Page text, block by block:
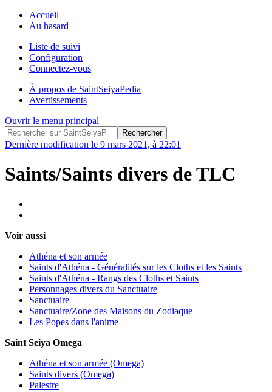
Accueil
Au hasard
Liste de suivi
Configuration
Connectez-vous
À propos de SaintSeiyaPedia
Avertissements
Ouvrir le menu principal
Dernière modification le 9 mars 2021, à 22:01
Saints/Saints divers de TLC
Voir aussi
Athéna et son armée
Saints d'Athéna - Généralités sur les Cloths et les Saints
Saints d'Athéna - Rangs des Cloths et Saints
Personnages divers du Sanctuaire
Sanctuaire
Sanctuaire/Zone des Maisons du Zodiaque
Les Popes dans l'anime
Saint Seiya Omega
Athéna et son armée (Omega)
Saints divers (Omega)
Palestre